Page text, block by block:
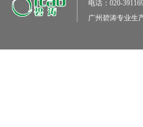
电话：020-
广州碧涛专业生